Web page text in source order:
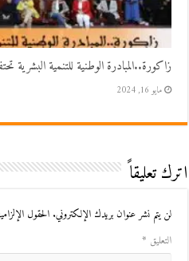
زاكورة..المبادرة الوطنية للتنمية البشرية
مايو 16, 2024
اترك تعليقاً
لن يتم نشر عنوان بريدك الإلكتروني. الحقول
التعليق *